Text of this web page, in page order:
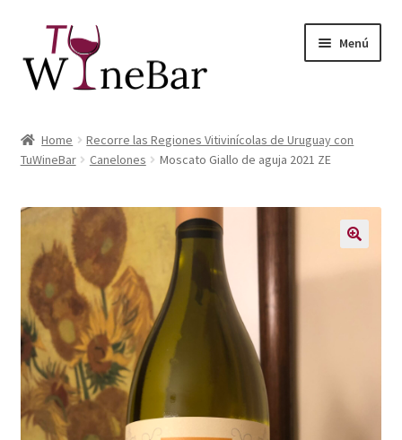
a
la
al
contenido
Menú
Tienda de Vinos y Productos
menú
hijo
Servicios
el
menú
Sobre Nosotros
Home
Recorre las Regiones Vitivinícolas de Uruguay con
TuWineBar
Canelones Moscato Giallo de aguja 2021 ZE